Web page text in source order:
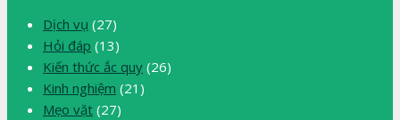
Dịch vụ (27)
Hỏi đáp (13)
Kiến thức ắc quy (26)
Kinh nghiệm (21)
Mẹo vặt (27)